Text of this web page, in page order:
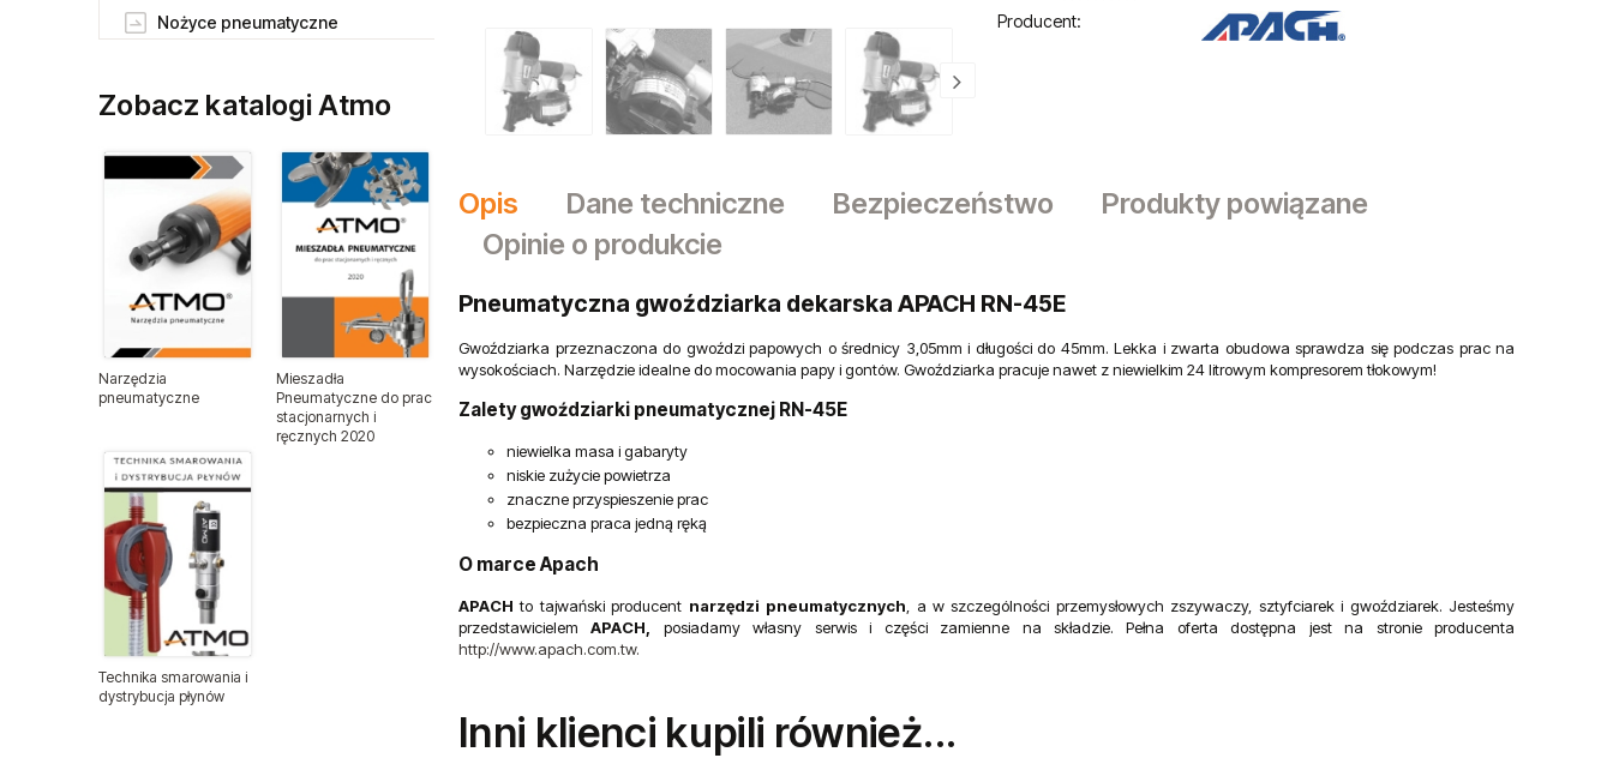
Nożyce pneumatyczne
Pilnikarki pneumatyczne
Pneumatyczne klucze udarowe
Pneumatyczne klucze
zapadkowe
Pneumatyczne pisaki grawerskie
Pistolety lakiernicze
Pistolety lakiernicze BenBow
Pistolety natryskowe
Pistolety do pompowania kół
Pistolety do przedmuchiwania
Zobacz katalogi Atmo
Narzędzia
pneumatyczne
Mieszadła
Pneumatyczne do prac
stacjonarnych i
ręcznych 2020
Technika smarowania i
dystrybucja płynów
Producent:
Opis Dane techniczne Bezpieczeństwo
Produkty powiązane
Opinie o produkcie
Pneumatyczna gwoździarka dekarska APACH RN-45E
Gwoździarka przeznaczona do gwoździ papowych o średnicy 3,05mm i długości do 45mm. Lekka i zwarta obudowa sprawdza się podczas prac na
wysokościach. Narzędzie idealne do mocowania papy i gontów. Gwoździarka pracuje nawet z niewielkim 24 litrowym kompresorem tłokowym!
Zalety gwoździarki pneumatycznej RN-45E
niewielka masa i gabaryty
niskie zużycie powietrza
znaczne przyspieszenie prac
bezpieczna praca jedną ręką
O marce Apach
APACH to tajwański producent narzędzi pneumatycznych , a w szczególności przemysłowych zszywaczy, sztyfciarek i gwoździarek. Jesteśmy
przedstawicielemAPACH, posiadamy własny serwis i części zamienne na składzie. Pełna oferta dostępna jest na stronie producenta
http://www.apach.com.tw.
Inni klienci kupili również...